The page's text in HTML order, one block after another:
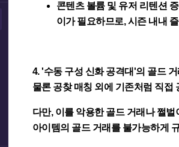
콘텐츠 볼륨 및 유저 리텐션
이가 필요하므로, 시즌 내내
4. '수동 구성 신화 공격대'의 골드
물론 공찾 매칭 외에 기존처럼 직접
다만, 이를 악용한 골드 거래나 쩔
아이템의 골드 거래를 불가능하게 규